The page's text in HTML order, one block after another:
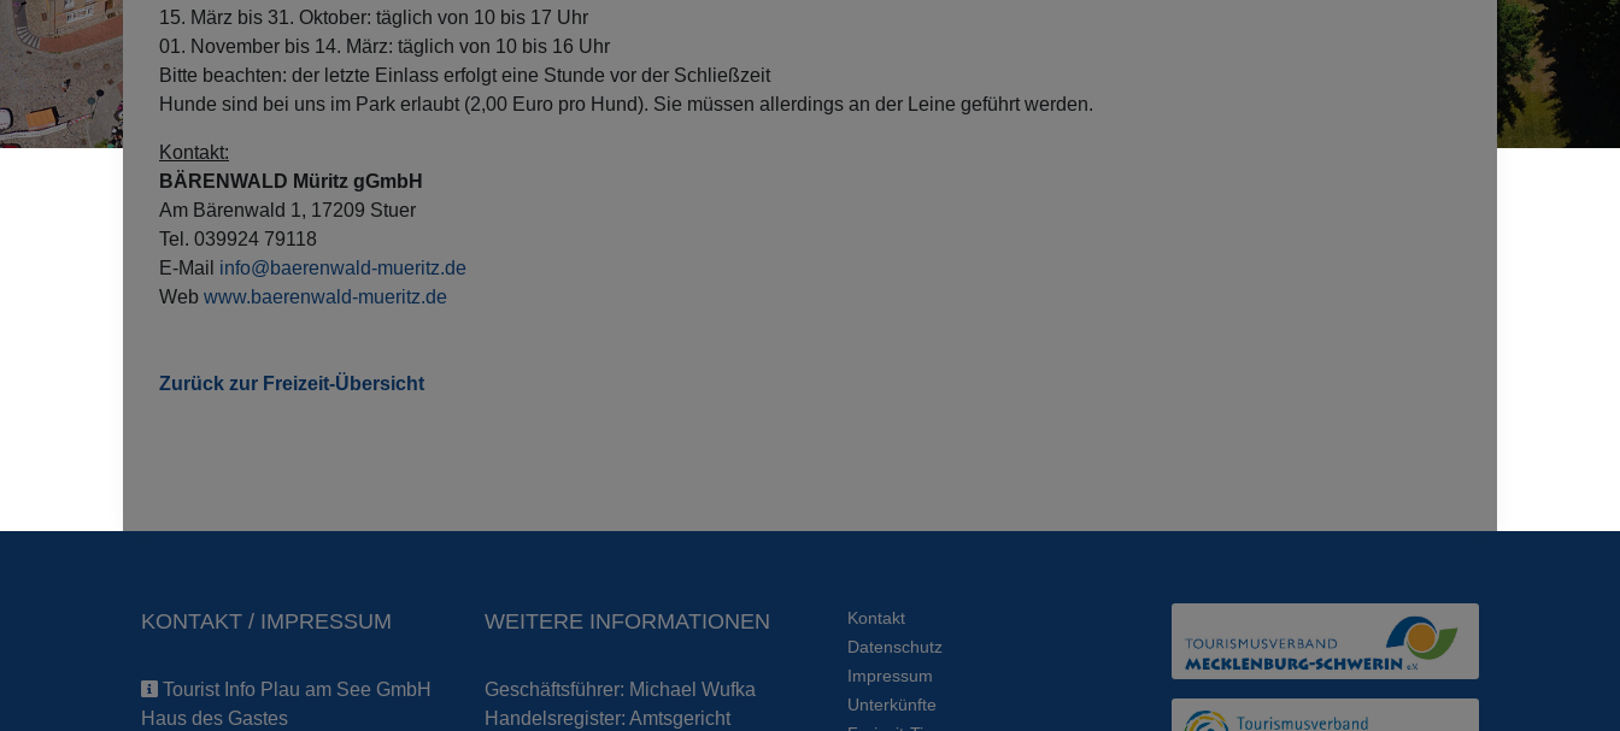
15. März bis 31. Oktober: täglich von 10 bis 17 Uhr
01. November bis 14. März: täglich von 10 bis 16 Uhr
Bitte beachten: der letzte Einlass erfolgt eine Stunde vor der Schließzeit
Hunde sind bei uns im Park erlaubt (2,00 Euro pro Hund). Sie müssen allerdings an der Leine geführt werden.
Kontakt:
BÄRENWALD Müritz gGmbH
Am Bärenwald 1, 17209 Stuer
Tel. 039924 79118
E-Mail info@baerenwald-mueritz.de
Web www.baerenwald-mueritz.de
Zurück zur Freizeit-Übersicht
KONTAKT / IMPRESSUM
Tourist Info Plau am See GmbH
Haus des Gastes
WEITERE INFORMATIONEN
Geschäftsführer: Michael Wufka
Handelsregister: Amtsgericht
Kontakt
Datenschutz
Impressum
Unterkünfte